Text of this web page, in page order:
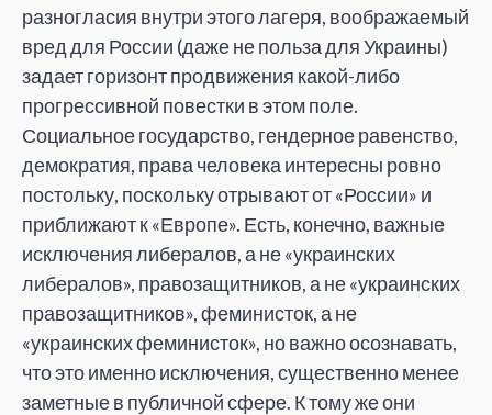
разногласия внутри этого лагеря, воображаемый
вред для России (даже не польза для Украины)
задает горизонт продвижения какой-либо
прогрессивной повестки в этом поле.
Социальное государство, гендерное равенство,
демократия, права человека интересны ровно
постольку, поскольку отрывают от «России» и
приближают к «Европе». Есть, конечно, важные
исключения либералов, а не «украинских
либералов», правозащитников, а не «украинских
правозащитников», феминисток, а не
«украинских феминисток», но важно осознавать,
что это именно исключения, существенно менее
заметные в публичной сфере. К тому же они